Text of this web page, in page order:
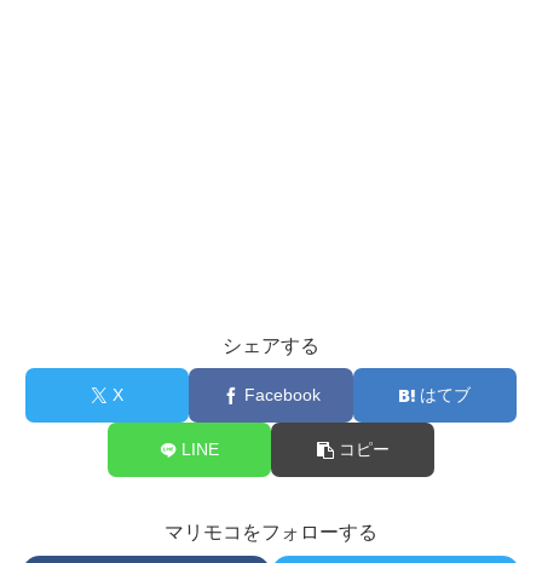
シェアする
X Facebook はてブ
LINE コピー
マリモコをフォローする